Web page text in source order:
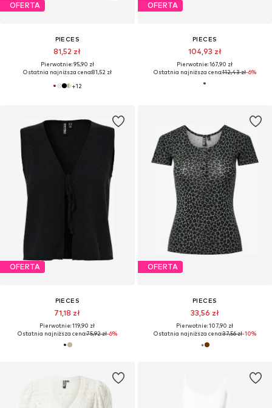
OFERTA
PIECES
81,52 zł
Pierwotnie: 95,90 zł
Ostatnia najniższa cena:81,52 zł
+12
OFERTA
PIECES
104,93 zł
Pierwotnie: 167,90 zł
Ostatnia najniższa cena:112,43 zł-6%
OFERTA
PIECES
71,18 zł
Pierwotnie: 119,90 zł
Ostatnia najniższa cena:75,92 zł-6%
OFERTA
PIECES
33,56 zł
Pierwotnie: 107,90 zł
Ostatnia najniższa cena:37,56 zł-10%